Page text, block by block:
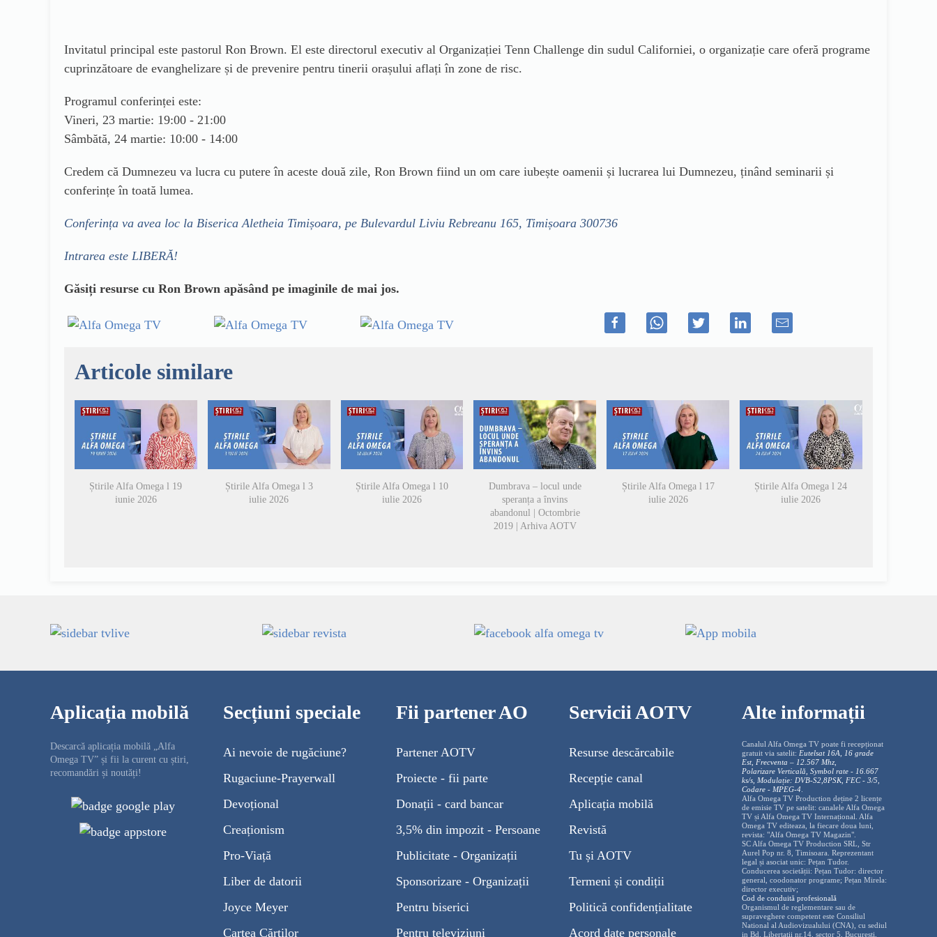
Invitatul principal este pastorul Ron Brown. El este directorul executiv al Organizației Tenn Challenge din sudul Californiei, o organizație care oferă programe
cuprinzătoare de evanghelizare și de prevenire pentru tinerii orașului aflați în zone de risc.
Programul conferinței este:
Vineri, 23 martie: 19:00 - 21:00
Sâmbătă, 24 martie: 10:00 - 14:00
Credem că Dumnezeu va lucra cu putere în aceste două zile, Ron Brown fiind un om care iubește oamenii și lucrarea lui Dumnezeu, ținând seminarii și
conferințe în toată lumea.
Conferința va avea loc la Biserica Aletheia Timișoara, pe Bulevardul Liviu Rebreanu 165, Timișoara 300736
Intrarea este LIBERĂ!
Găsiți resurse cu Ron Brown apăsând pe imaginile de mai jos.
Articole similare
Știrile Alfa Omega l 19
iunie 2026
Știrile Alfa Omega l 3
iulie 2026
Știrile Alfa Omega l 10
iulie 2026
Dumbrava – locul unde
speranța a învins
abandonul | Octombrie
2019 | Arhiva AOTV
Știrile Alfa Omega l 17
iulie 2026
Știrile Alfa Omega l 24
iulie 2026
Aplicația mobilă
Descarcă aplicația mobilă „Alfa
Omega TV” și fii la curent cu știri,
recomandări și noutăți!
Secțiuni speciale
Ai nevoie de rugăciune?
Rugaciune-Prayerwall
Devoțional
Creaționism
Pro-Viață
Liber de datorii
Joyce Meyer
Cartea Cărților
Fii partener AO
Partener AOTV
Proiecte - fii parte
Donații - card bancar
3,5% din impozit - Persoane
Publicitate - Organizații
Sponsorizare - Organizații
Pentru biserici
Pentru televiziuni
Servicii AOTV
Resurse descărcabile
Recepție canal
Aplicația mobilă
Revistă
Tu și AOTV
Termeni și condiții
Politică confidențialitate
Acord date personale
Alte informații
Canalul Alfa Omega TV poate fi recepționat
gratuit via satelit: Eutelsat 16A, 16 grade
Est, Frecventa – 12.567 Mhz,
Polarizare Verticală, Symbol rate - 16.667
ks/s, Modulație: DVB-S2,8PSK, FEC - 3/5,
Codare - MPEG-4.
Alfa Omega TV Production deține 2 licențe
de emisie TV pe satelit: canalele Alfa Omega
TV și Alfa Omega TV Internațional. Alfa
Omega TV editeaza, la fiecare doua luni,
revista: "Alfa Omega TV Magazin".
SC Alfa Omega TV Production SRL, Str
Aurel Pop nr. 8, Timisoara. Reprezentant
legal și asociat unic: Pețan Tudor.
Conducerea societății: Pețan Tudor: director
general, coodonator programe; Pețan Mirela:
director executiv;
Cod de conduită profesională
Organismul de reglementare sau de
supraveghere competent este Consiliul
National al Audiovizualului (CNA), cu sediul
in Bd. Libertatii nr.14, sector 5, Bucuresti,